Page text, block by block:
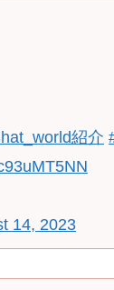
紹介
14, 2023